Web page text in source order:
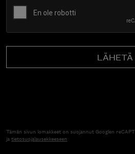
Tämän sivun lomakkeet on suojannut Googlen
jatietosuojalausekkeeseen